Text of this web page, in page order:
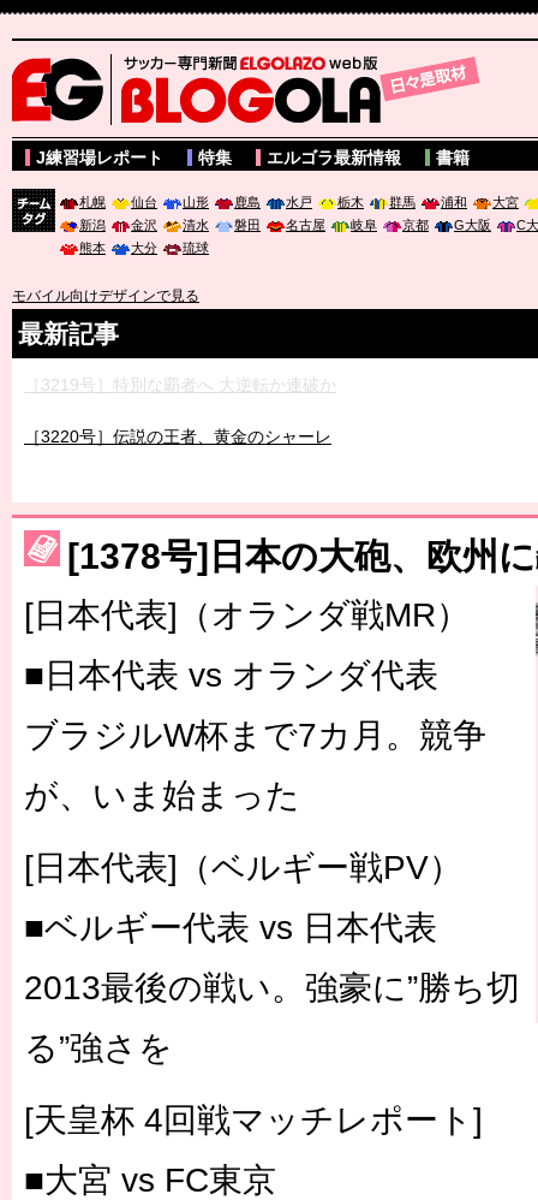
サッカー専門新聞ELGOLAZO web版 BLOGOLA
J練習場レポート 特集 エルゴラ最新情報 書籍
札幌 仙台 山形 鹿島 水戸 栃木 群馬 浦和
大宮
新潟
金沢 清水 磐田 名古屋 岐阜 京都 G大阪
C
熊本
大分 琉球
モバイル向けデザインで見る
最新記事
［3219号］特別な覇者へ 大逆転か連破か
［3220号］伝説の王者、黄金のシャーレ
［3230号］世界一への夢は終わらない
［3223号］一丸。日本出陣
［3222号］史上最大のW杯開幕 注目は「個」
長谷川 アーリアジャスールさんがシンポジウム「気候変動から命
[1378号]日本の大砲、欧州
[日本代表]（オランダ戦MR）
■日本代表 vs オランダ代表
ブラジルW杯まで7カ月。競争
が、いま始まった
[日本代表]（ベルギー戦PV）
■ベルギー代表 vs 日本代表
2013最後の戦い。強豪に”勝ち切
る”強さを
[天皇杯 4回戦マッチレポート]
■大宮 vs FC東京